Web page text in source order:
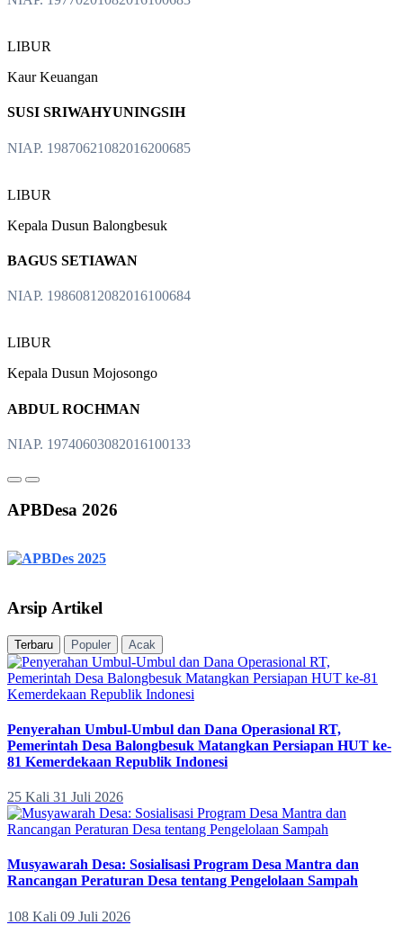
LIBUR
Kaur Keuangan
SUSI SRIWAHYUNINGSIH
NIAP. 19870621082016200685
LIBUR
Kepala Dusun Balongbesuk
BAGUS SETIAWAN
NIAP. 19860812082016100684
LIBUR
Kepala Dusun Mojosongo
ABDUL ROCHMAN
NIAP. 19740603082016100133
APBDesa 2026
Arsip Artikel
Terbaru Populer Acak
Penyerahan Umbul-Umbul dan Dana Operasional RT,
Pemerintah Desa Balongbesuk Matangkan Persiapan HUT ke-
81 Kemerdekaan Republik Indonesi
25 Kali 31 Juli 2026
Musyawarah Desa: Sosialisasi Program Desa Mantra dan
Rancangan Peraturan Desa tentang Pengelolaan Sampah
108 Kali 09 Juli 2026